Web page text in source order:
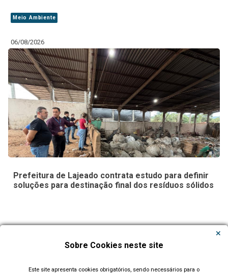
Meio Ambiente
06/08/2026
Prefeitura de Lajeado contrata estudo para definir
soluções para destinação final dos resíduos sólidos
Todas as Notícias
Sobre Cookies neste site
Este site apresenta cookies obrigatórios, sendo necessários para o